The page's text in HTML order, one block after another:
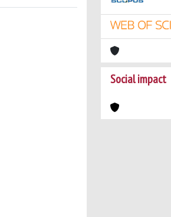
Social impact